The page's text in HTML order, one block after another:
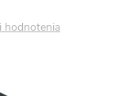
hodnotenia